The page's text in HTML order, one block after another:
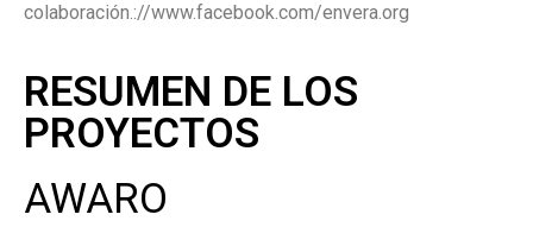
colaboración.://www.facebook.com/envera.org
RESUMEN DE LOS
PROYECTOS
AWARO